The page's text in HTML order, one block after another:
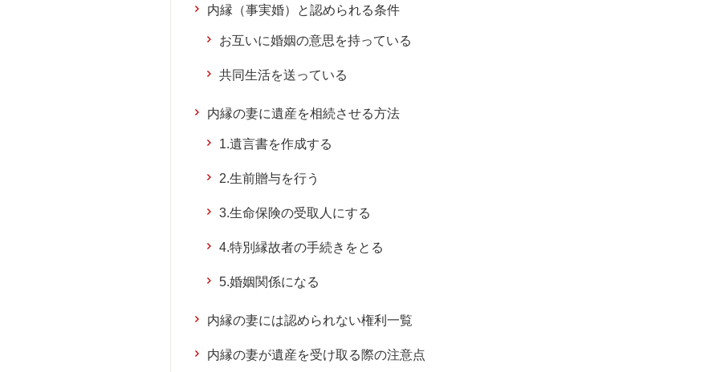
内縁（事実婚）と認められる条件
お互いに婚姻の意思を持っている
共同生活を送っている
内縁の妻に遺産を相続させる方法
1.遺言書を作成する
2.生前贈与を行う
3.生命保険の受取人にする
4.特別縁故者の手続きをとる
5.婚姻関係になる
内縁の妻には認められない権利一覧
内縁の妻が遺産を受け取る際の注意点